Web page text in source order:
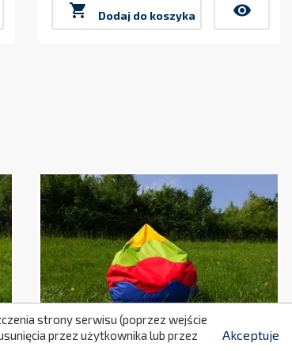
 Dodaj do koszyka visibility
strony serwisu (poprzez wejście
przez użytkownika lub przez
Akceptuje